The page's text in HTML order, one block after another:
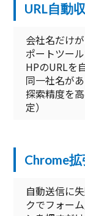
URL自動
会社名だけ
ポートツー
HPのURLを
同一社名が
探索精度を
定）
Chrome拡
自動送信に
クでフォー